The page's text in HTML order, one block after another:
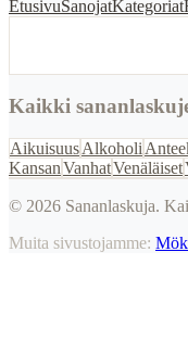
EtusivuSanojatKategoriat
Kaikki
AikuisuusAlkoholi
KansanVanhatVenäläiset
© 2026 Sananlaskuja.
Muita sivustojamme: